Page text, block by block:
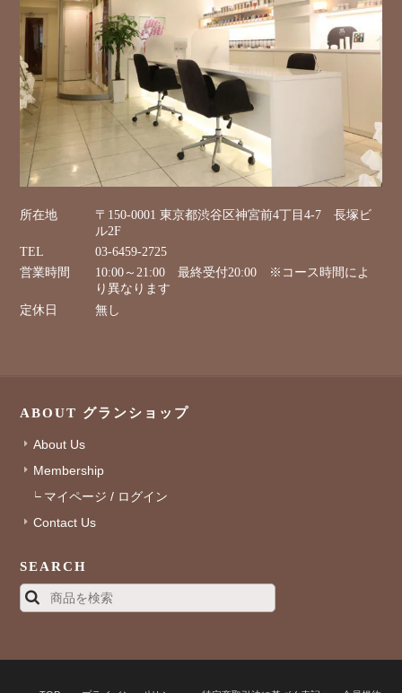
所在地
〒150-0001 東京都渋谷区神宮前4丁目4-7 長塚ビ
ル2F
TEL
03-6459-2725
営業時間
10:00～21:00 最終受付20:00 ※コース時間によ
り異なります
定休日
無し
ABOUT グランショップ
About Us
Membership
マイページ / ログイン
Contact Us
SEARCH